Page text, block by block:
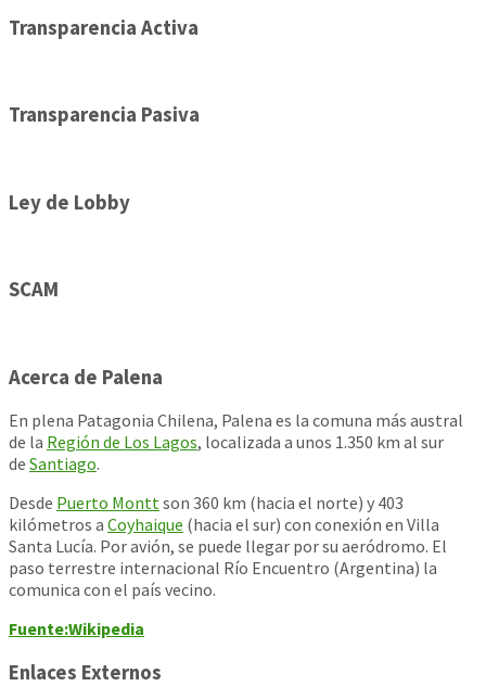
Transparencia Activa
Transparencia Pasiva
Ley de Lobby
SCAM
Acerca de Palena
En plena Patagonia Chilena, Palena es la comuna más austral
de la Región de Los Lagos, localizada a unos 1.350 km al sur
de Santiago.
Desde Puerto Monttson 360 km (hacia el norte) y 403
kilómetros a Coyhaique (hacia el sur) con conexión en Villa
Santa Lucía. Por avión, se puede llegar por su aeródromo. El
paso terrestre internacional Río Encuentro (Argentina) la
comunica con el país vecino.
Fuente:Wikipedia
Enlaces Externos